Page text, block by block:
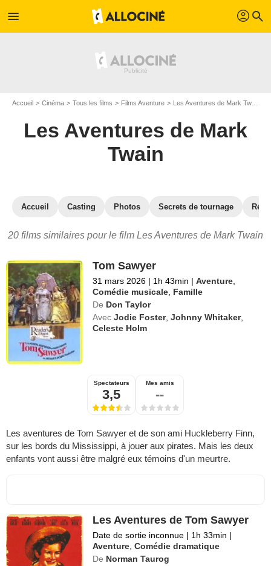
menu profil search
Accueil Cinéma Tous les films Films Aventure Les Aventures de Mark Twain
Les Aventures de Mark
Twain
Accueil Casting Photos Secrets de tournage
20 films similaires pour le film Les Aventures de Mark Twain
Tom Sawyer
31 mars 2026 | 1h 43min | Aventure
Comédie musicale Famille
De Don Taylor
Avec Jodie Foster,Johnny Whitaker,
Celeste Holm
Spectateurs
3,5
Mes amis
--
Les aventures de Tom Sawyer et de son ami Huckleberry Finn,
sur les bords du Mississippi, à jouer aux pirates. Mais les deux
enfants vont aussi être malgré eux témoins d'un meurtre.
Les Aventures de Tom Sawyer
Date de sortie inconnue | 1h 33min |
Aventure ,Comédie dramatique
De Norman Taurog